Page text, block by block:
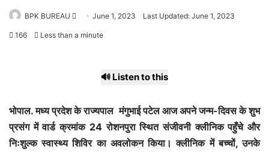
BPK BUREAU
Send June 1, 2023 Last Updated: June 1, 2023
166 Less than a minute
🔊 Listen to this
भोपाल. मध्य प्रदेश के राज्यपाल मंगुभाई पटेल आज अपने जन्म-दिवस के शुभ
प्रसंग में वार्ड क्रमांक 24 रोशनपुरा स्थित संजीवनी क्लीनिक पहुँचे और
निःशुल्क स्वास्थ्य शिविर का अवलोकन किया। क्लीनिक में बच्चों, उनके